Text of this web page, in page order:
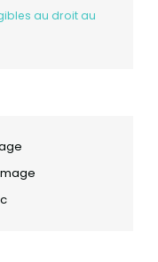
au droit au